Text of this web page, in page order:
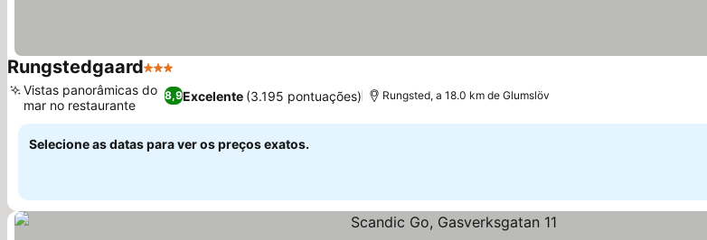
Rungstedgaard3 Estrelas
8,9Excelente (3.195 pontuações)
Vistas panorâmicas do
mar no restaurante
Rungsted, a 18.0 km de Glumslöv
Selecione as datas para ver os preços exatos.